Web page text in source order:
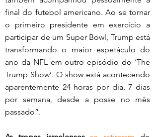
final do futebol americano. Ao se tornar
o primeiro presidente em exercício a
participar de um Super Bowl, Trump está
transformando o maior espetáculo do
ano da NFL em outro episódio do ‘The
Trump Show’. O show está acontecendo
aparentemente 24 horas por dia, 7 dias
por semana, desde a posse no mês
passado”.